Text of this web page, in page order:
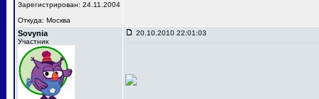
Зарегистрирован: 24.11.2004
Откуда: Москва
Sovynia
Участник
20.10.2010 22:01:03